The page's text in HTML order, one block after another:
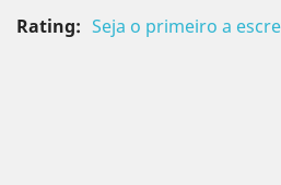
Rating: Seja o primeiro a